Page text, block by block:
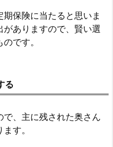
保険に当たると思いま
ありますので、賢い選
です。
る
、主に残された奥さん
す。